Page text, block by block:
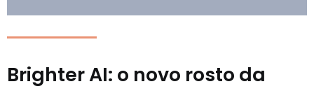
Brighter AI: o novo rosto da